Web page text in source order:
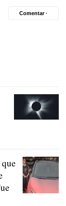
Comentar ·